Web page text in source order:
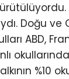
Doğu
ABD,
%10